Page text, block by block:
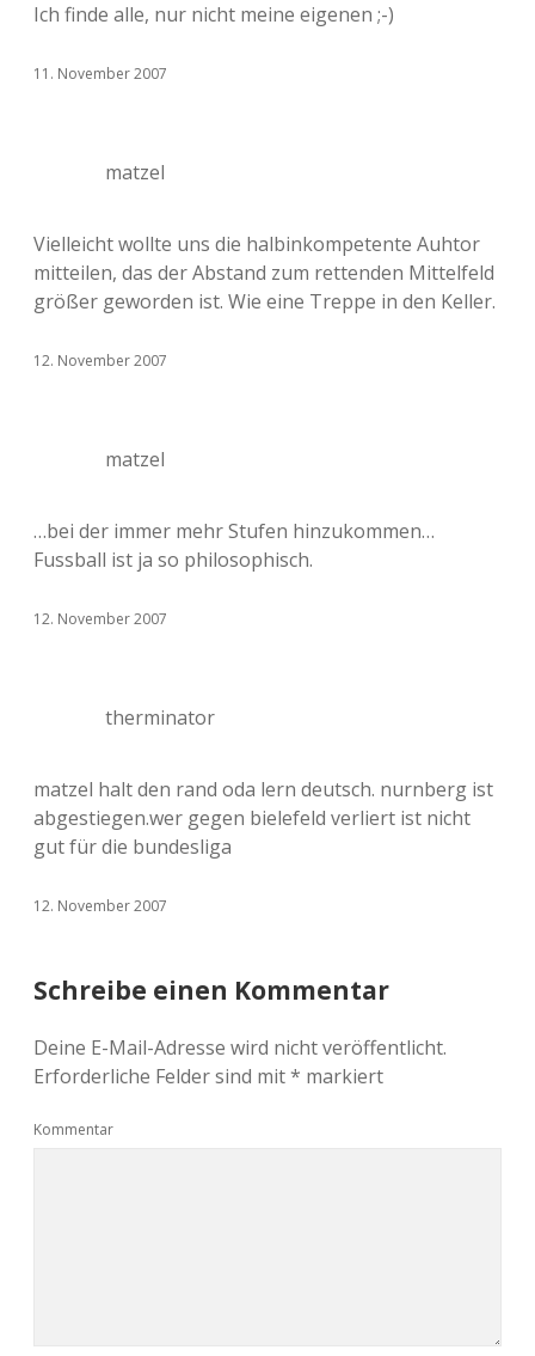
Ich finde alle, nur nicht meine eigenen ;-)
11. November 2007
matzel
Vielleicht wollte uns die halbinkompetente Auhtor
mitteilen, das der Abstand zum rettenden Mittelfeld
größer geworden ist. Wie eine Treppe in den Keller.
12. November 2007
matzel
…bei der immer mehr Stufen hinzukommen…
Fussball ist ja so philosophisch.
12. November 2007
therminator
matzel halt den rand oda lern deutsch. nurnberg ist
abgestiegen.wer gegen bielefeld verliert ist nicht
gut für die bundesliga
12. November 2007
Schreibe einen Kommentar
Deine E-Mail-Adresse wird nicht veröffentlicht.
Erforderliche Felder sind mit* markiert
Kommentar